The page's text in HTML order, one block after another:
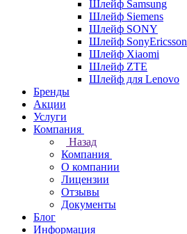
Шлейф Samsung
Шлейф Siemens
Шлейф SONY
Шлейф SonyEricsson
Шлейф Xiaomi
Шлейф ZTE
Шлейф для Lenovo
Бренды
Акции
Услуги
Компания
Назад
Компания
О компании
Лицензии
Отзывы
Документы
Блог
Информация